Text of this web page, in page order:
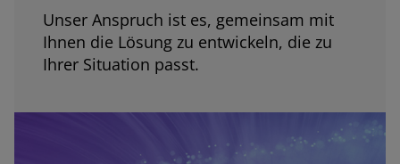
Unser Anspruch ist es, gemeinsam mit
Ihnen die Lösung zu entwickeln, die zu
Ihrer Situation passt.